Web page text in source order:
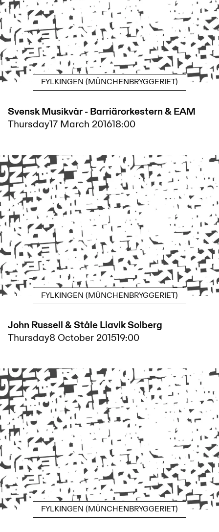
FYLKINGEN (MÜNCHENBRYGGERIET)
Svensk Musikvår - Barriärorkestern & EAM
Thursday17 March 201618:00
FYLKINGEN (MÜNCHENBRYGGERIET)
John Russell & Ståle Liavik Solberg
Thursday8 October 201519:00
FYLKINGEN (MÜNCHENBRYGGERIET)